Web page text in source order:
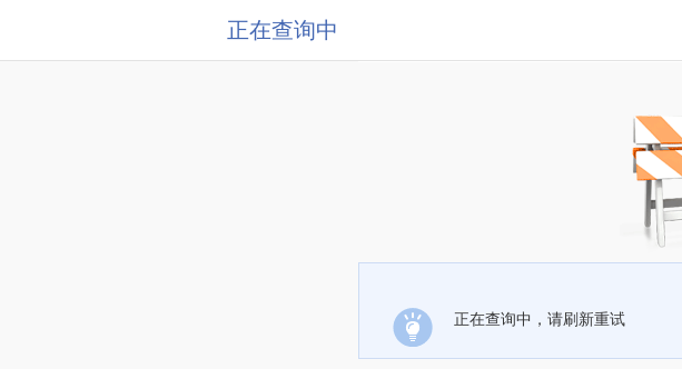
正在查询中
正在查询中，请刷新重试